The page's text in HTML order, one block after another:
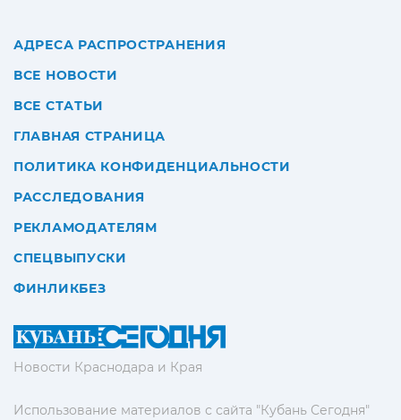
Новости Краснодара и Края
Использование материалов с сайта "Кубань Сегодня"
АДРЕСА РАСПРОСТРАНЕНИЯ
ВСЕ НОВОСТИ
ВСЕ СТАТЬИ
ГЛАВНАЯ СТРАНИЦА
ПОЛИТИКА КОНФИДЕНЦИАЛЬНОСТИ
РАССЛЕДОВАНИЯ
РЕКЛАМОДАТЕЛЯМ
СПЕЦВЫПУСКИ
ФИНЛИКБЕЗ